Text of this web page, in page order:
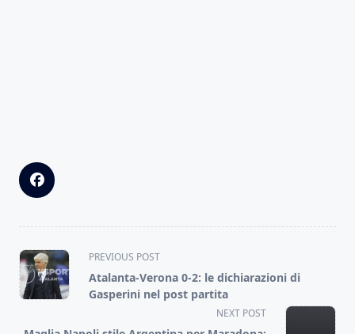
<span
class="nav-
subtitle
PREVIOUS POST
Atalanta-Verona 0-2: le dichiarazioni di
Gasperini nel post partita
NEXT POST